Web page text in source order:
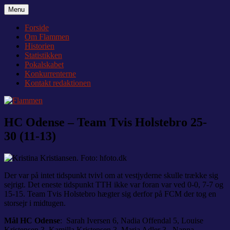
Videre
til
indhold
Flammen
Nyheder og debat om Team Tvis Holstebro
Menu
Forside
Om Flammen
Historien
Statistikken
Pokalskabet
Konkurrenterne
Kontakt redaktionen
HC Odense – Team Tvis Holstebro 25-
30 (11-13)
Der var på intet tidspunkt tvivl om at vestjyderne skulle trække sig
sejrigt. Det eneste tidspunkt TTH ikke var foran var ved 0-0, 7-7 og
15-15. Team Tvis Holstebro hægter sig derfor på FCM der tog en
storsejr i midtugen.
Mål HC Odense: Sarah Iversen 6, Nadia Offendal 5, Louise